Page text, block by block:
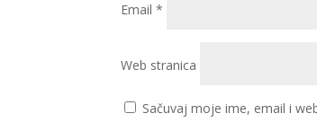
Email*
Web stranica
Sačuvaj moje ime, email i